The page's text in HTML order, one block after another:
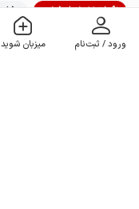
ورود / ثبت‌نام میزبان شوید
OpenStreetMap
10% تخفیف از 5 شب
50+ رزرو موفق